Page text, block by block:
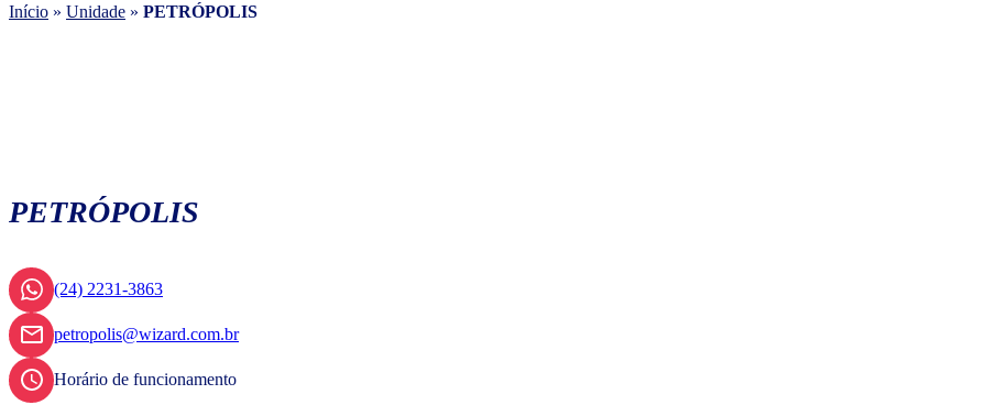
Início » Unidade » PETRÓPOLIS
PETRÓPOLIS
(24) 2231-3863
petropolis@wizard.com.br
Horário de funcionamento